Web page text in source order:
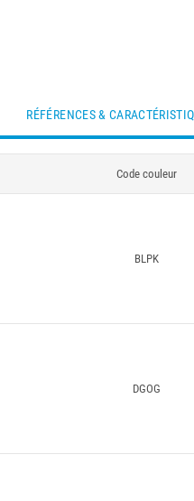
RÉFÉRENCES &
Code couleur
BLPK
DGOG